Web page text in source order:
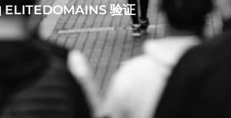
ELITEDOMAINS 验证